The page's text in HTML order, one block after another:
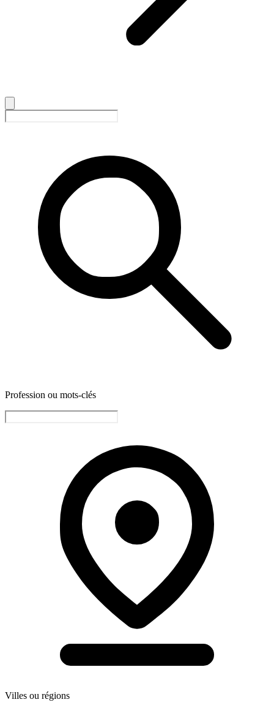
Profession ou mots-clés
Villes ou régions